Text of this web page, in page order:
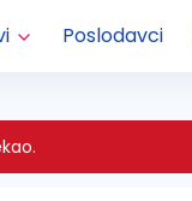
Poslodavci